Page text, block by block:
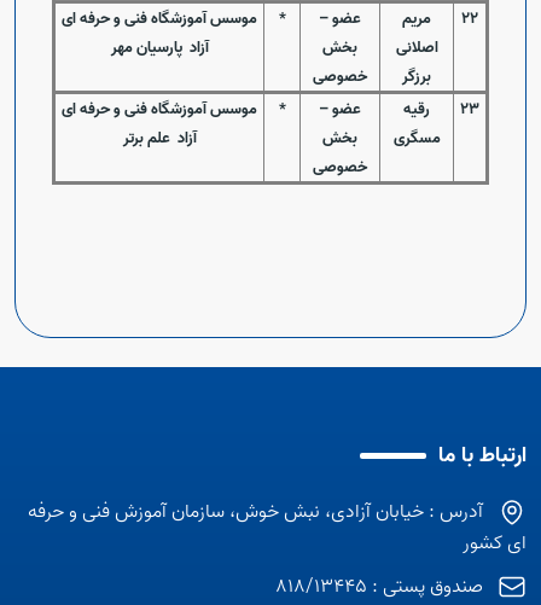
22
مریم
اصلانی
برزگر
عضو–
بخش
خصوصی
*
موسس آموزشگاه فنی و حرفه ای
آزاد پارسیان مهر
23
رقیه
مسگری
عضو–
بخش
خصوصی
*
موسس آموزشگاه فنی و حرفه ای
آزاد علم برتر
ارتباط با ما
آدرس : خیابان آزادی، نبش خوش، سازمان آموزش فنی و حرفه
ای کشور
صندوق پستی : 818/13445